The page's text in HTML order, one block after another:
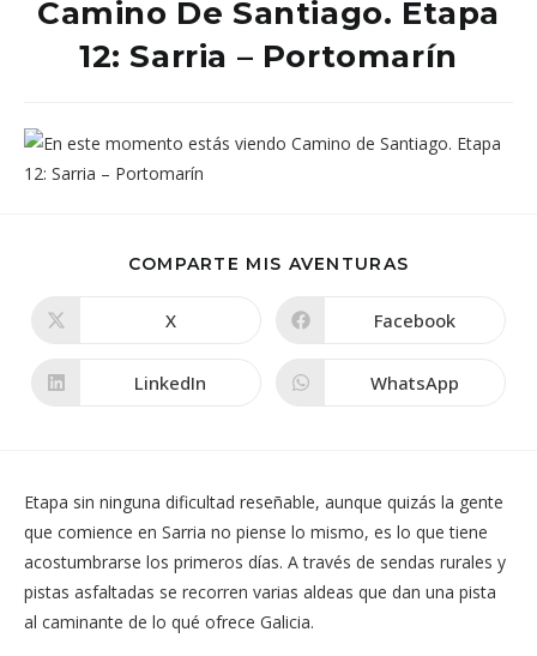
Camino De Santiago. Etapa
12: Sarria – Portomarín
COMPARTE MIS AVENTURAS
CONTENIDO
una
nueva
X Se
una
nueva
Facebook
Se
LinkedIn Se
WhatsApp
Etapa sin ninguna dificultad reseñable, aunque quizás la gente
que comience en Sarria no piense lo mismo, es lo que tiene
acostumbrarse los primeros días. A través de sendas rurales y
pistas asfaltadas se recorren varias aldeas que dan una pista
al caminante de lo qué ofrece Galicia.